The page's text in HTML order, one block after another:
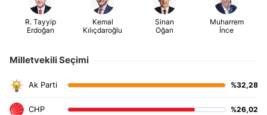
Milletvekili Seçimi
%32,28
%26,02